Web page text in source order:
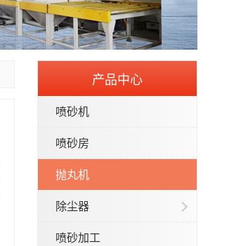
产品中心
喷砂机
喷砂房
抛丸机
除尘器
喷砂加工